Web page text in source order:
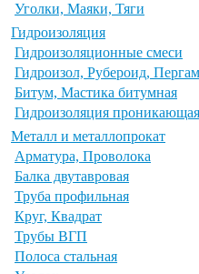
Уголки, Маяки, Тяги
Гидроизоляция
Гидроизоляционные смеси
Гидроизол, Рубероид,
Битум, Мастика битумная
Гидроизоляция проникающая
Металл и металлопрокат
Арматура, Проволока
Балка двутавровая
Труба профильная
Круг, Квадрат
Трубы ВГП
Полоса стальная